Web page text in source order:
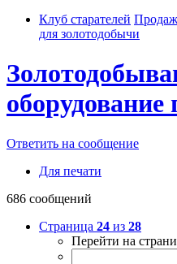
Клуб старателей
для золотодобычи
оборудование
Ответить на сообщение
Для печати
686 сообщений
Страница 24 из 28
Перейти на